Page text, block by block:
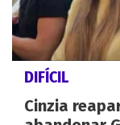
DIFÍCIL
Cinzia